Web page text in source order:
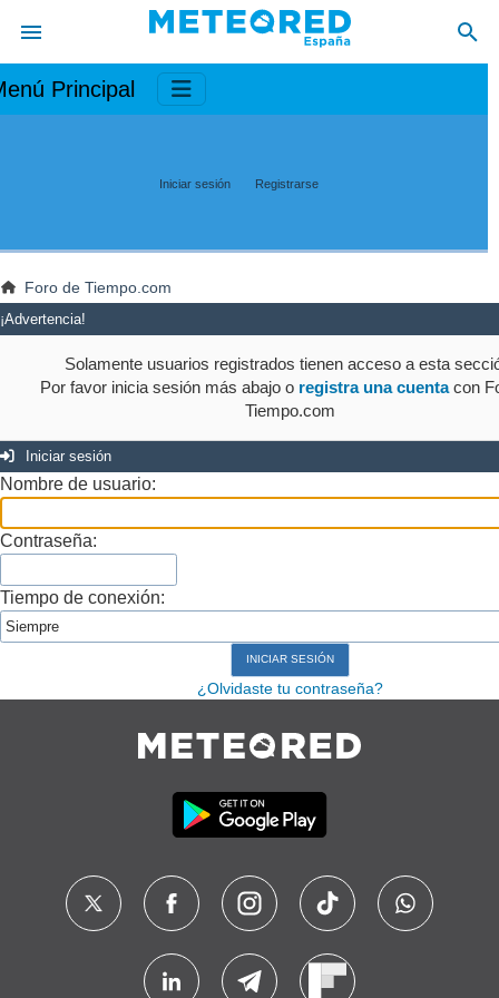
Principal
Iniciar sesión Registrarse
Foro de Tiempo.com
¡Advertencia!
Solamente usuarios registrados tienen acceso a esta
Por favor inicia sesión más abajo o registra una cuentacon
Tiempo.com
Iniciar sesión
Nombre de usuario:
Contraseña:
Tiempo de conexión:
¿Olvidaste tu contraseña?